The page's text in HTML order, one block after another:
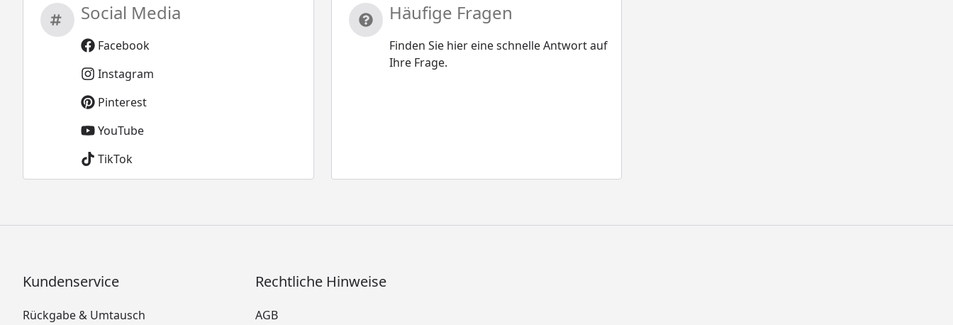
Social Media
Facebook
Instagram
Pinterest
YouTube
TikTok
Häufige Fragen
Finden Sie hier eine schnelle Antwort auf
Ihre Frage.
Kundenservice
Rückgabe & Umtausch
Rechtliche Hinweise
AGB